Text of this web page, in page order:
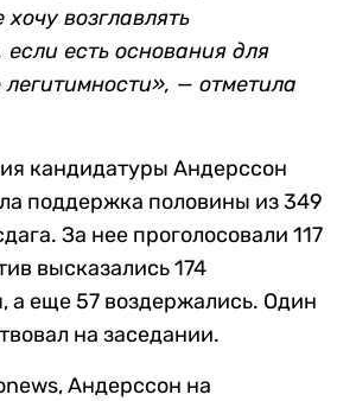
возглавлять
если есть основания для
— отметила
кандидатуры Андерссон
поддержка половины из 349
За нее проголосовали 117
высказались 174
а еще 57 воздержались. Один
на заседании.
Андерссон на